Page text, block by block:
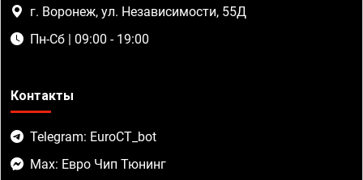
г. Воронеж, ул. Независимости, 55Д
Пн-Сб | 09:00 - 19:00
Контакты
Telegram: EuroCT_bot
Max: Евро Чип Тюнинг